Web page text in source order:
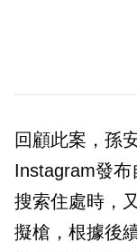
回顧此案，孫
Instagram發
搜索住處時，
擬槍，根據後